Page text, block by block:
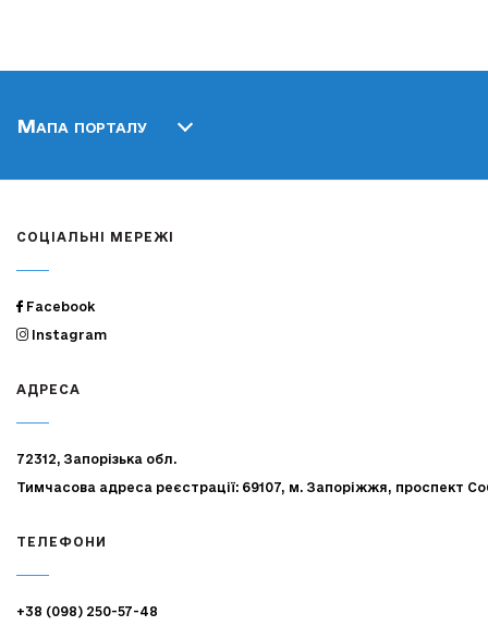
Мапа порталу
СОЦІАЛЬНІ МЕРЕЖІ
Facebook
Instagram
АДРЕСА
72312, Запорізька обл.
Тимчасова адреса реєстрації: 69107, м. Запоріжжя, проспект
ТЕЛЕФОНИ
+38 (098) 250-57-48